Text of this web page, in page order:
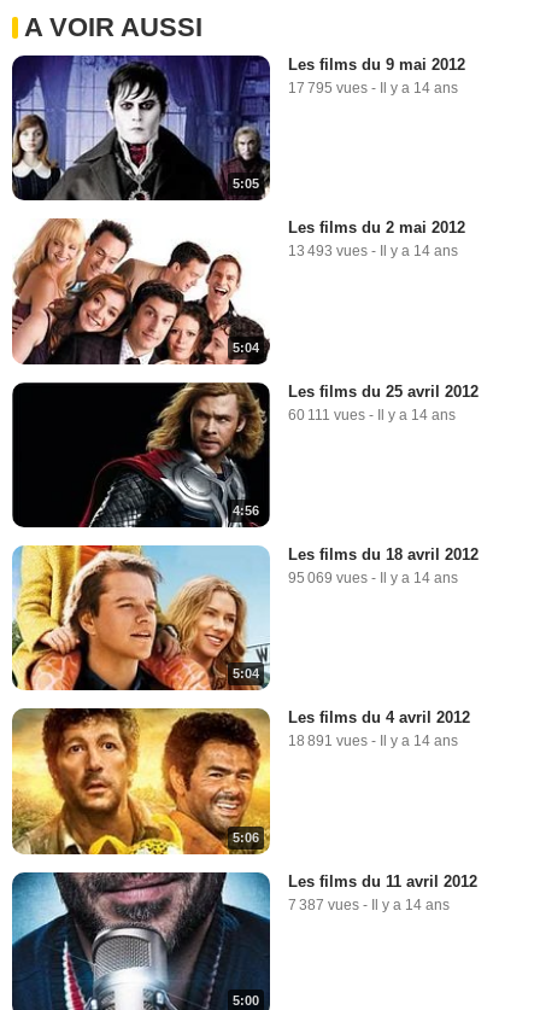
A VOIR AUSSI
5:05
Les films du 9 mai 2012
17 795 vues - Il y a 14 ans
5:04
Les films du 2 mai 2012
13 493 vues - Il y a 14 ans
4:56
Les films du 25 avril 2012
60 111 vues - Il y a 14 ans
5:04
Les films du 18 avril 2012
95 069 vues - Il y a 14 ans
5:06
Les films du 4 avril 2012
18 891 vues - Il y a 14 ans
5:00
Les films du 11 avril 2012
7 387 vues - Il y a 14 ans